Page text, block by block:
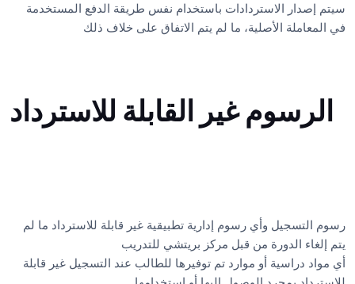
سيتم إصدار الاستردادات باستخدام نفس طريقة الدفع المستخدمة
في المعاملة الأصلية، ما لم يتم الاتفاق على خلاف ذلك
الرسوم غير القابلة للاسترداد
رسوم التسجيل وأي رسوم إدارية تطبيقية غير قابلة للاسترداد ما لم
يتم إلغاء الدورة من قبل مركز بريتشي للتدريب
أي مواد دراسية أو موارد تم توفيرها للطالب عند التسجيل غير قابلة